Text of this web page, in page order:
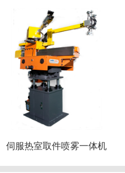
伺服热室取件喷雾一体机